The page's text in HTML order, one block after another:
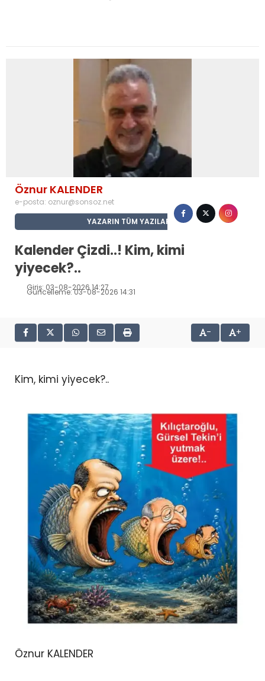
Öznur KALENDER
e-posta: oznur@sonsoz.net
YAZARIN TÜM YAZILARI
Kalender Çizdi..! Kim, kimi
yiyecek?..
Giriş: 03-08-2026 14:27
Güncelleme: 03-08-2026 14:31
- +
Kim, kimi yiyecek?..
Öznur KALENDER